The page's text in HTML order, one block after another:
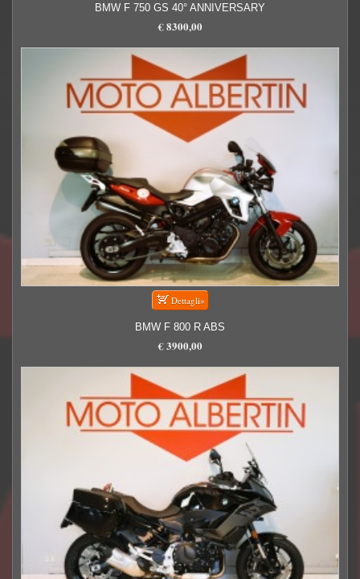
BMW F 750 GS 40° ANNIVERSARY
€ 8300,00
BMW F 800 R ABS
€ 3900,00